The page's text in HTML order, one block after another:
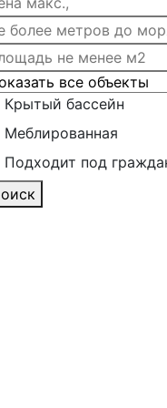
Крытый бассейн
Меблированная
Подходит под